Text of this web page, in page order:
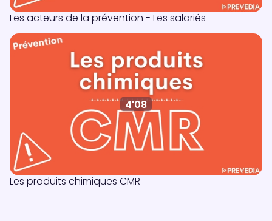
Les acteurs de la prévention - Les salariés
4'08
Les produits chimiques CMR